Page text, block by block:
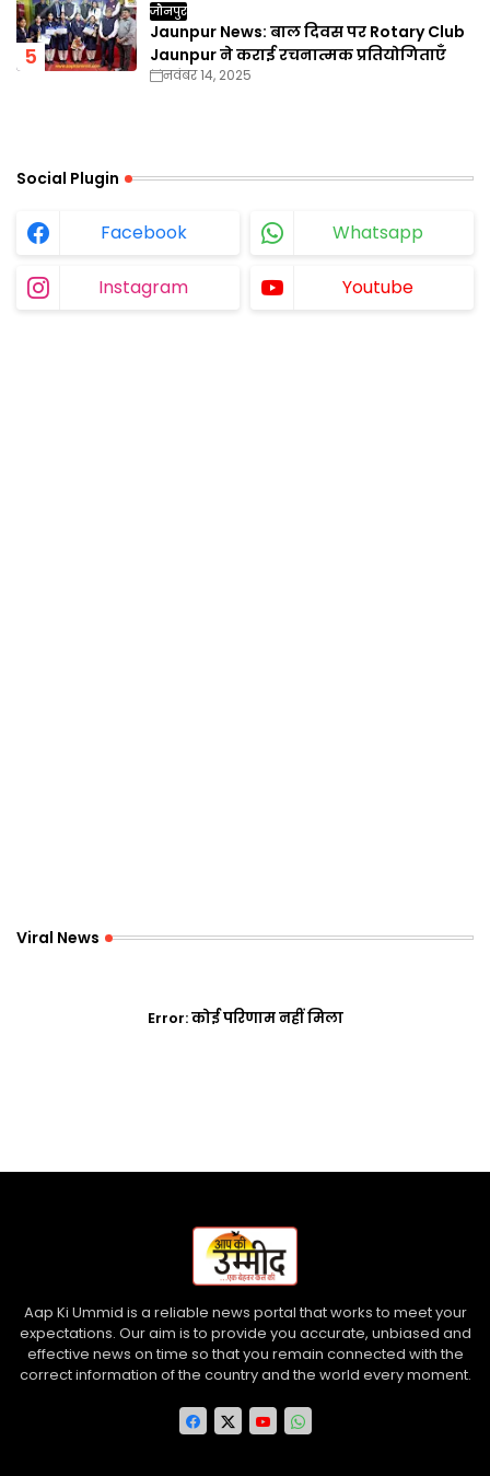
जौनपुर
Jaunpur News: बाल दिवस पर Rotary Club
Jaunpur ने कराई रचनात्मक प्रतियोगिताएँ
नवंबर 14, 2025
Social Plugin
Facebook Whatsapp
Instagram Youtube
Viral News
Error:कोई परिणाम नहीं मिला
Aap Ki Ummid is a reliable news portal that works to meet your
expectations. Our aim is to provide you accurate, unbiased and
effective news on time so that you remain connected with the
correct information of the country and the world every moment.